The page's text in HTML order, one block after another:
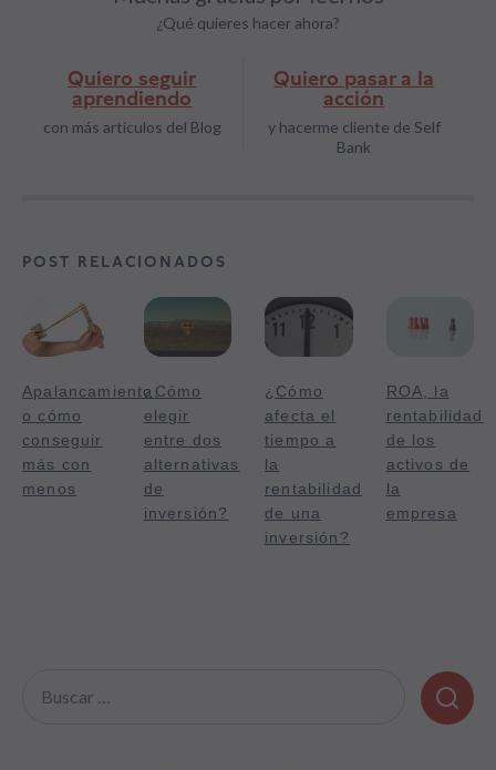
¿Qué quieres hacer ahora?
Quiero seguir
aprendiendo
con más artículos del Blog
Quiero pasar a la
acción
y hacerme cliente de Self
Bank
POST RELACIONADOS
Apalancamiento,
o cómo
conseguir
más con
menos
¿Cómo
elegir
entre dos
alternativas
de
inversión?
¿Cómo
afecta el
tiempo a
la
rentabilidad
de una
inversión?
ROA, la
rentabilidad
de los
activos de
la
empresa